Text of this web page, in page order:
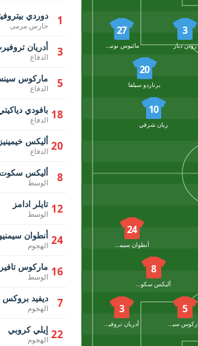
3
روبن دياز
27
20
برناردو سيلفا
10
ريان شرقي
24
8
أليكس سكوت
5
3
1 دوردي
حارس مرمى
3 أدريان
الدفاع
5 ماركوس
الدفاع
18 بافودي
الدفاع
20 أليكس خيمينيز
الدفاع
8 أليكس سكوت
الوسط
12 تايلر ادامز
الوسط
24 أنطوان
الهجوم
16 ماركوس
الوسط
7 ديفيد بروكس
الهجوم
22 إيلي كروبي
الهجوم